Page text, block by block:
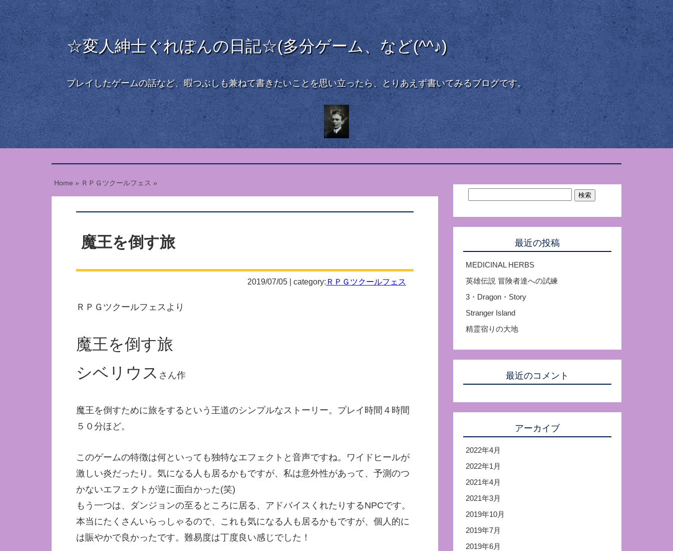
☆変人紳士ぐれぽんの日記☆(多分ゲーム、など(^^♪)
プレイしたゲームの話など、暇つぶしも兼ねて書きたいことを思い立ったら、とりあえず書いてみるブログです。
Home » ＲＰＧツクールフェス »
魔王を倒す旅
2019/07/05 | category: ＲＰＧツクールフェス
ＲＰＧツクールフェスより
魔王を倒す旅
シベリウス さん作
魔王を倒すために旅をするという王道のシンプルなストーリー。プレイ時間４時間
５０分ほど。
このゲームの特徴は何といっても独特なエフェクトと音声ですね。ワイドヒールが
激しい炎だったり。気になる人も居るかもですが、私は意外性があって、予測のつ
かないエフェクトが逆に面白かった(笑)
もう一つは、ダンジョンの至るところに居る、アドバイスくれたりするNPCです。
本当にたくさんいらっしゃるので、これも気になる人も居るかもですが、個人的に
は賑やかで良かったです。難易度は丁度良い感じでした！
最近の投稿
MEDICINAL HERBS
英雄伝説 冒険者達への試練
3・Dragon・Story
Stranger Island
精霊宿りの大地
最近のコメント
アーカイブ
2022年4月
2022年1月
2021年4月
2021年3月
2019年10月
2019年7月
2019年6月